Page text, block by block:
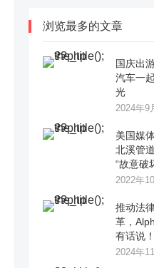
浏览最多的文章
国庆出
汽车一
光
2024年9
美国媒
北溪管
“故意破
2022年
推动法
革，
有话说！
2024年